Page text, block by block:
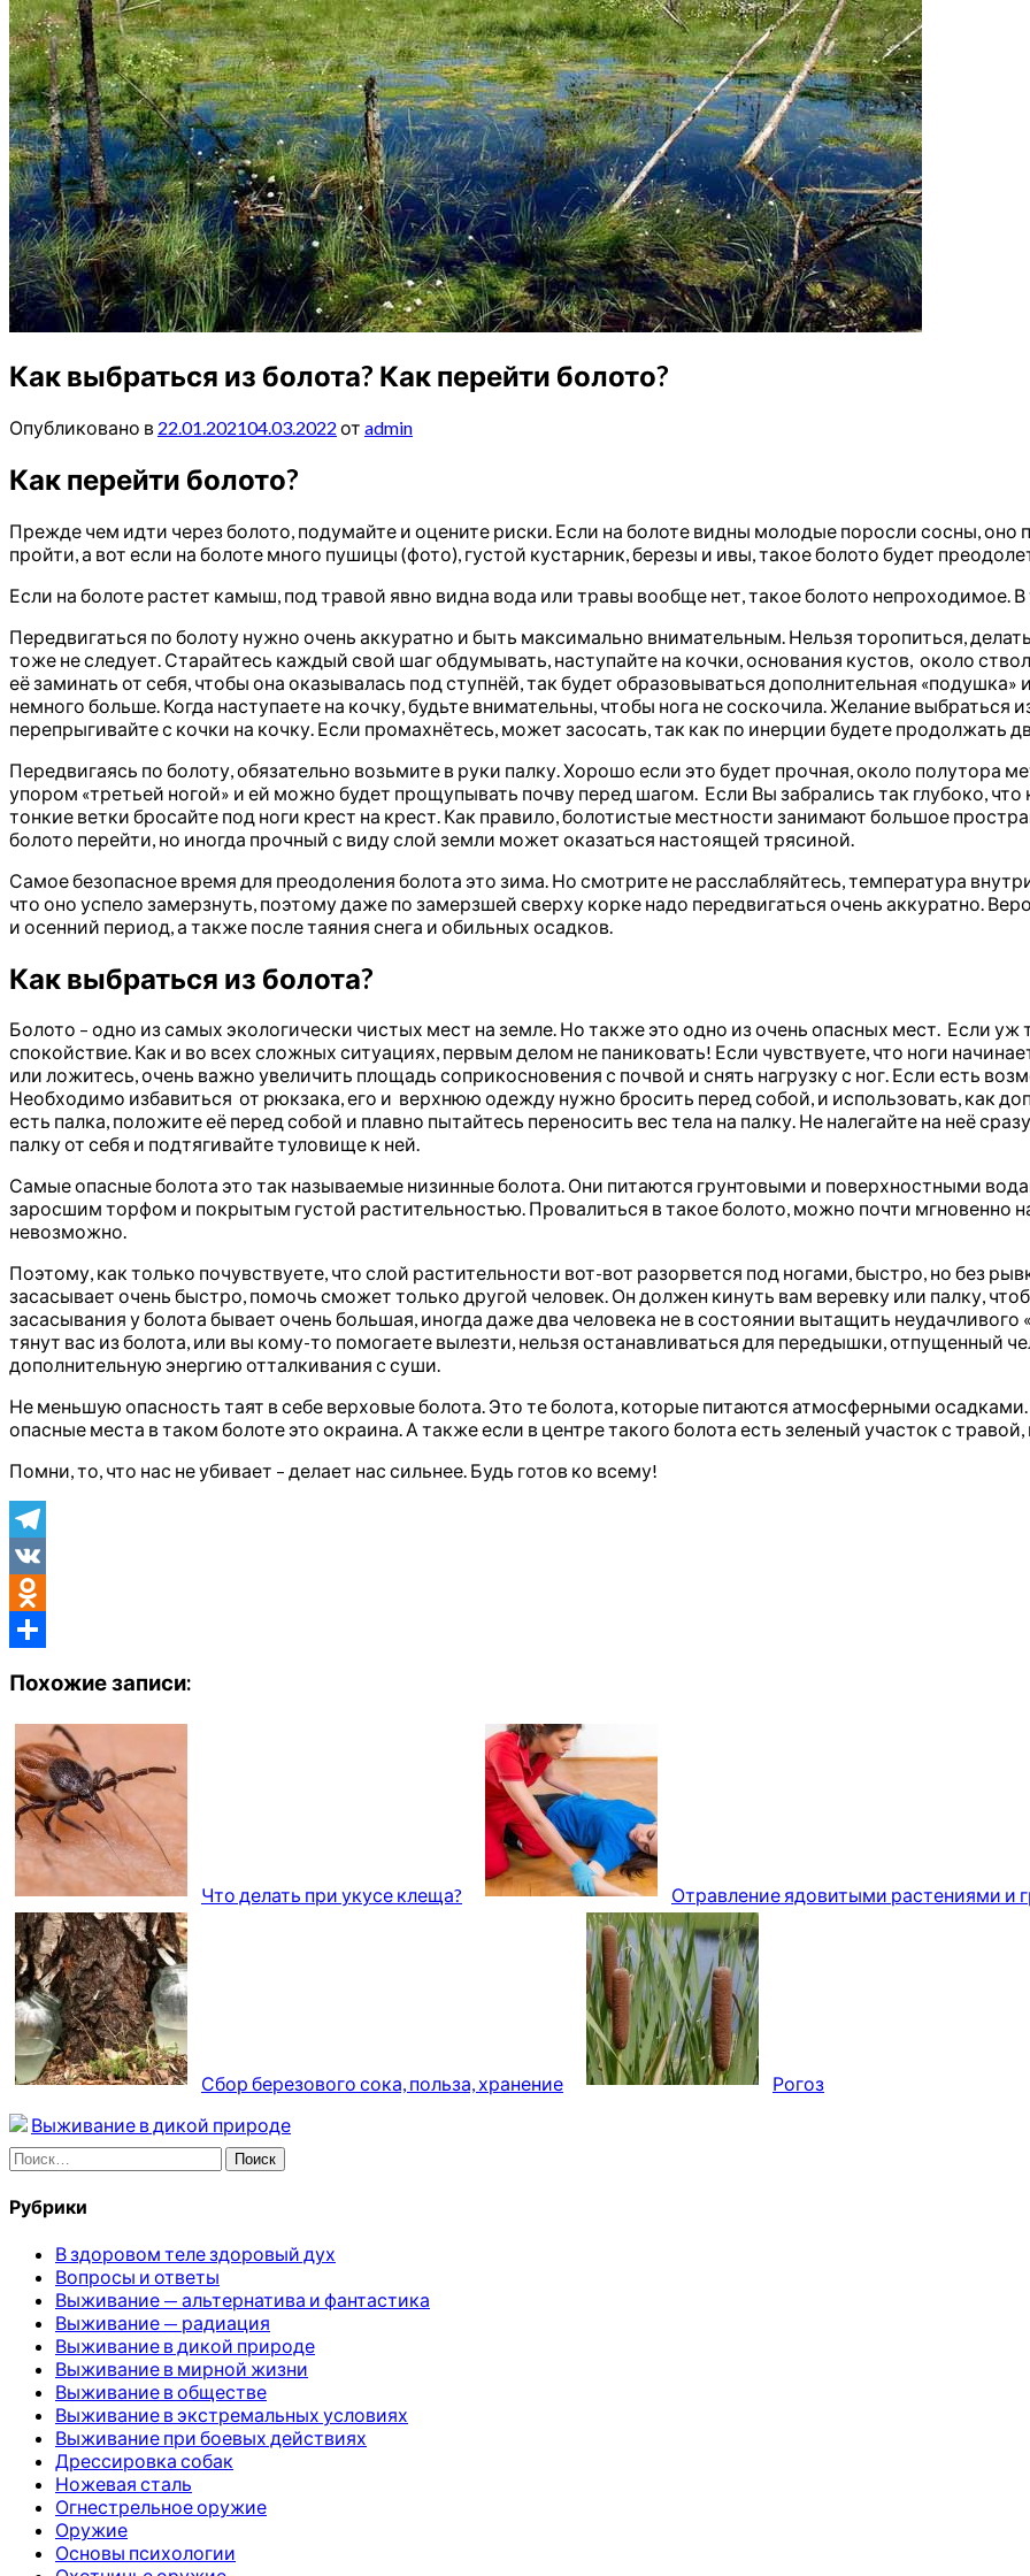
Как выбраться из болота? Как перейти болото?
Опубликовано в 22.01.202104.03.2022 от admin
Как перейти болото?
Прежде чем идти через болото, подумайте и оцените риски. Если на болоте видны молодые поросли сосны,
пройти, а вот если на болоте много пушицы (фото), густой кустарник, березы и ивы, такое болото будет
Если на болоте растет камыш, под травой явно видна вода или травы вообще нет, такое болото непроходимое.
Передвигаться по болоту нужно очень аккуратно и быть максимально внимательным. Нельзя торопиться,
тоже не следует. Старайтесь каждый свой шаг обдумывать, наступайте на кочки, основания кустов, около
её заминать от себя, чтобы она оказывалась под ступнёй, так будет образовываться дополнительная
немного больше. Когда наступаете на кочку, будьте внимательны, чтобы нога не соскочила. Желание выбраться
перепрыгивайте с кочки на кочку. Если промахнётесь, может засосать, так как по инерции будете продолжать
Передвигаясь по болоту, обязательно возьмите в руки палку. Хорошо если это будет прочная, около полутора
упором «третьей ногой» и ей можно будет прощупывать почву перед шагом. Если Вы забрались так глубоко, что
тонкие ветки бросайте под ноги крест на крест. Как правило, болотистые местности занимают большое
болото перейти, но иногда прочный с виду слой земли может оказаться настоящей трясиной.
Самое безопасное время для преодоления болота это зима. Но смотрите не расслабляйтесь, температура
что оно успело замерзнуть, поэтому даже по замерзшей сверху корке надо передвигаться очень аккуратно.
и осенний период, а также после таяния снега и обильных осадков.
Как выбраться из болота?
Болото – одно из самых экологически чистых мест на земле. Но также это одно из очень опасных мест. Если уж
спокойствие. Как и во всех сложных ситуациях, первым делом не паниковать! Если чувствуете, что ноги
или ложитесь, очень важно увеличить площадь соприкосновения с почвой и снять нагрузку с ног. Если есть
Необходимо избавиться от рюкзака, его и верхнюю одежду нужно бросить перед собой, и использовать, как
есть палка, положите её перед собой и плавно пытайтесь переносить вес тела на палку. Не налегайте на неё
палку от себя и подтягивайте туловище к ней.
Самые опасные болота это так называемые низинные болота. Они питаются грунтовыми и поверхностными
заросшим торфом и покрытым густой растительностью. Провалиться в такое болото, можно почти мгновенно
невозможно.
Поэтому, как только почувствуете, что слой растительности вот-вот разорвется под ногами, быстро, но без
засасывает очень быстро, помочь сможет только другой человек. Он должен кинуть вам веревку или палку,
засасывания у болота бывает очень большая, иногда даже два человека не в состоянии вытащить
тянут вас из болота, или вы кому-то помогаете вылезти, нельзя останавливаться для передышки, отпущенный
дополнительную энергию отталкивания с суши.
Не меньшую опасность таят в себе верховые болота. Это те болота, которые питаются атмосферными
опасные места в таком болоте это окраина. А также если в центре такого болота есть зеленый участок с
Помни, то, что нас не убивает – делает нас сильнее. Будь готов ко всему!
Telegram
VK
Odnoklassniki
Похожие записи:
Что делать при укусе клеща? Отравление ядовитыми растениями и
Сбор березового сока, польза, хранение
Рогоз
Выживание в дикой природе
Найти:
Рубрики
В здоровом теле здоровый дух
Вопросы и ответы
Выживание — альтернатива и фантастика
Выживание — радиация
Выживание в дикой природе
Выживание в мирной жизни
Выживание в обществе
Выживание в экстремальных условиях
Выживание при боевых действиях
Дрессировка собак
Ножевая сталь
Огнестрельное оружие
Оружие
Основы психологии